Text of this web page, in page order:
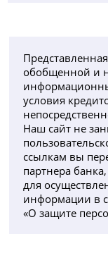
обобщенной и
условия
Наш сайт не
ссылкам вы
партнера
для
информации в
«О защите